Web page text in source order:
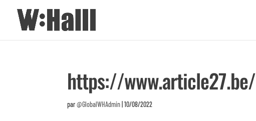
https://www.article27.be/
par@GlobalWHAdmin |10/08/2022